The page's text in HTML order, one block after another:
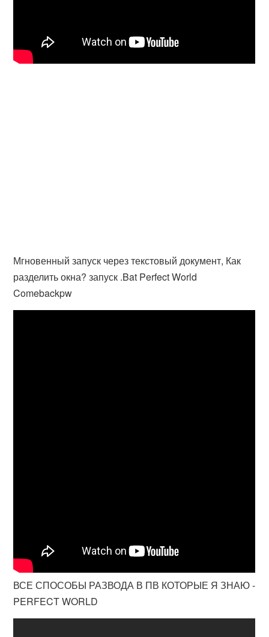
Мгновенный запуск через текстовый документ, Как
разделить окна? запуск .Bat Perfect World
Comebackpw
ВСЕ СПОСОБЫ РАЗВОДА В ПВ КОТОРЫЕ Я ЗНАЮ -
PERFECT WORLD